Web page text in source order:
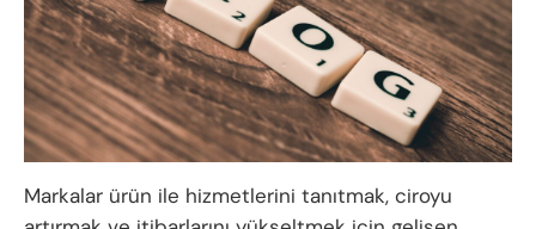
Markalar ürün ile hizmetlerini tanıtmak, ciroyu